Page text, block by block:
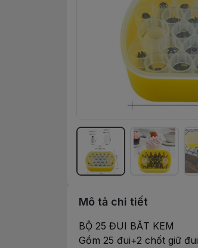
Mô tả chi tiết
BỘ 25 ĐUI BĂT KEM
Gồm 25 đui+2 chốt giữ đui